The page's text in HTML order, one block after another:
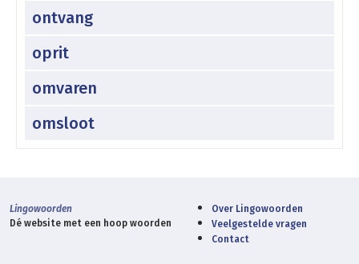
ontvang
oprit
omvaren
omsloot
Lingowoorden
Dé website met een hoop woorden
Over Lingowoorden
Veelgestelde vragen
Contact